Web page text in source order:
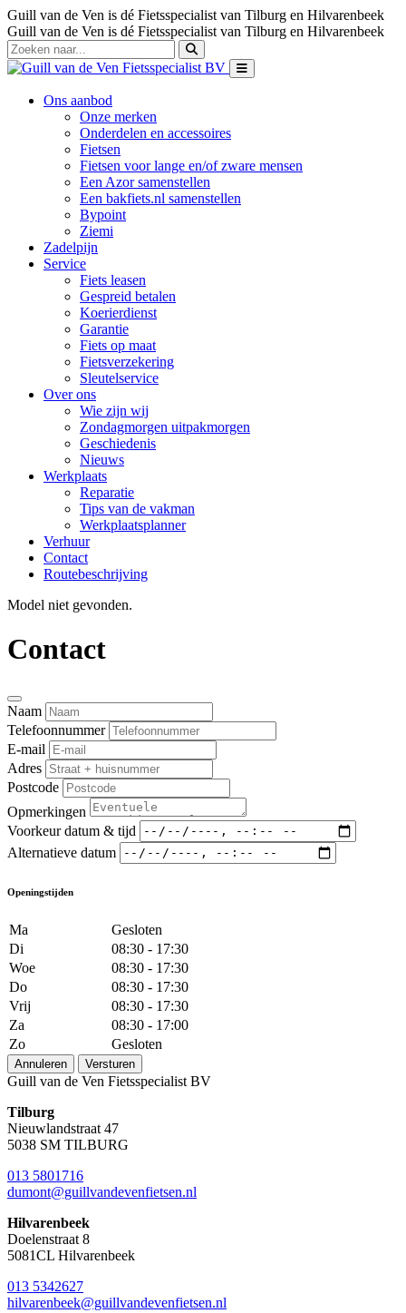
Guill van de Ven is dé Fietsspecialist van Tilburg en Hilvarenbeek
Guill van de Ven is dé Fietsspecialist van Tilburg en Hilvarenbeek
Ons aanbod
Onze merken
Onderdelen en accessoires
Fietsen
Fietsen voor lange en/of zware mensen
Een Azor samenstellen
Een bakfiets.nl samenstellen
Bypoint
Ziemi
Zadelpijn
Service
Fiets leasen
Gespreid betalen
Koerierdienst
Garantie
Fiets op maat
Fietsverzekering
Sleutelservice
Over ons
Wie zijn wij
Zondagmorgen uitpakmorgen
Geschiedenis
Nieuws
Werkplaats
Reparatie
Tips van de vakman
Werkplaatsplanner
Verhuur
Contact
Routebeschrijving
Model niet gevonden.
Contact
Naam
Telefoonnummer
E-mail
Adres
Postcode
Opmerkingen
Voorkeur datum & tijd
Alternatieve datum
Openingstijden
Ma
Gesloten
Di
08:30 - 17:30
Woe
08:30 - 17:30
Do
08:30 - 17:30
Vrij
08:30 - 17:30
Za
08:30 - 17:00
Zo
Gesloten
Annuleren Versturen
Guill van de Ven Fietsspecialist BV
Tilburg
Nieuwlandstraat 47
5038 SM TILBURG
013 5801716
dumont@guillvandevenfietsen.nl
Hilvarenbeek
Doelenstraat 8
5081CL Hilvarenbeek
013 5342627
hilvarenbeek@guillvandevenfietsen.nl